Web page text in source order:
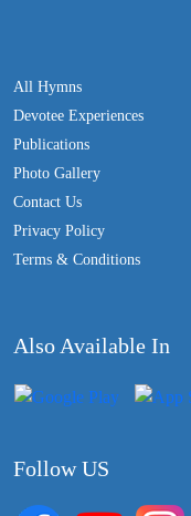
All Hymns
Devotee Experiences
Publications
Photo Gallery
Contact Us
Privacy Policy
Terms & Conditions
Also Available In
Follow US